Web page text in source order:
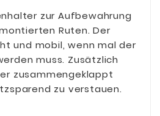
zur Aufbewahrung
Ruten. Der
und mobil, wenn mal der
muss. Zusätzlich
zusammengeklappt
zu verstauen.